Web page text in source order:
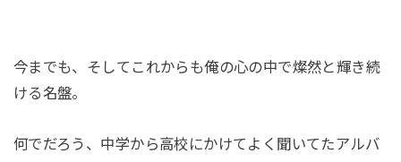
今までも、そしてこれからも俺の心の中で燦然と輝き続
ける名盤。
何でだろう、中学から高校にかけてよく聞いてたアルバ